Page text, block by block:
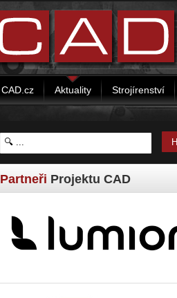
CAD.cz Aktuality Strojírenství
Partneři Projektu CAD